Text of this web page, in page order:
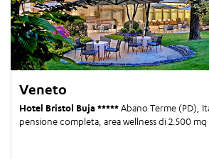
Veneto
Hotel Bristol Buja Abano Terme (PD),
pensione completa, area wellness di 2.500 mq